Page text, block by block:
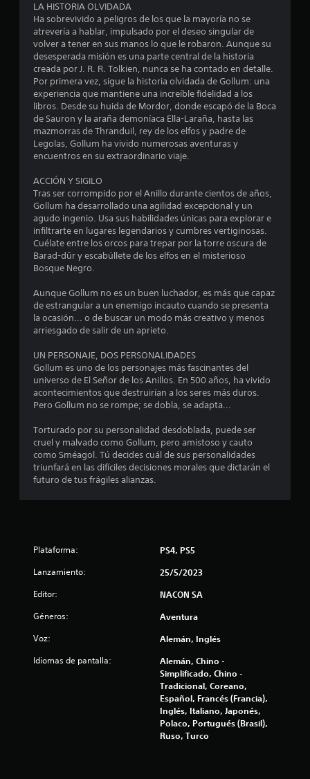
t
a
l
d
2
0
7
a
l
f
c
a
i
LA HISTORIA OLVIDADA
Ha sobrevivido a peligros de los que la mayoría no se
atrevería a hablar, impulsado por el deseo singular de
volver a tener en sus manos lo que le robaron. Aunque su
desesperada misión es una parte central de la historia
creada por J. R. R. Tolkien, nunca se ha contado en detalle.
Por primera vez, sigue la historia olvidada de Gollum: una
experiencia que mantiene una increíble fidelidad a los
libros. Desde su huida de Mordor, donde escapó de la Boca
de Sauron y la araña demoníaca Ella-Laraña, hasta las
mazmorras de Thranduil, rey de los elfos y padre de
Legolas, Gollum ha vivido numerosas aventuras y
encuentros en su extraordinario viaje.
ACCIÓN Y SIGILO
Tras ser corrompido por el Anillo durante cientos de años,
Gollum ha desarrollado una agilidad excepcional y un
agudo ingenio. Usa sus habilidades únicas para explorar e
infiltrarte en lugares legendarios y cumbres vertiginosas.
Cuélate entre los orcos para trepar por la torre oscura de
Barad-dûr y escabúllete de los elfos en el misterioso
Bosque Negro.
Aunque Gollum no es un buen luchador, es más que capaz
de estrangular a un enemigo incauto cuando se presenta
la ocasión... o de buscar un modo más creativo y menos
arriesgado de salir de un aprieto.
UN PERSONAJE, DOS PERSONALIDADES
Gollum es uno de los personajes más fascinantes del
universo de El Señor de los Anillos. En 500 años, ha vivido
acontecimientos que destruirían a los seres más duros.
Pero Gollum no se rompe; se dobla, se adapta...
Torturado por su personalidad desdoblada, puede ser
cruel y malvado como Gollum, pero amistoso y cauto
como Sméagol. Tú decides cuál de sus personalidades
triunfará en las difíciles decisiones morales que dictarán el
futuro de tus frágiles alianzas.
Plataforma: PS4, PS5
Lanzamiento: 25/5/2023
Editor: NACON SA
Géneros: Aventura
Voz: Alemán, Inglés
Idiomas de pantalla:
Alemán, Chino -
Simplificado, Chino -
Tradicional, Coreano,
Español, Francés (Francia),
Inglés, Italiano, Japonés,
Polaco, Portugués (Brasil),
Ruso, Turco